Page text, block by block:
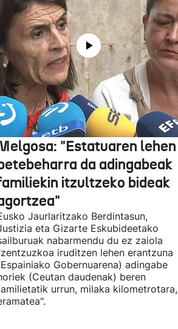
"Estatuaren lehen
da adingabeak
itzultzeko bideak
Jaurlaritzako Berdintasun,
eta Gizarte Eskubideetako
nabarmendu du ez zaiola
iruditzen lehen erantzuna
Gobernuarena) adingabe
(Ceutan daudenak) beren
urrun, milaka kilometrotara,